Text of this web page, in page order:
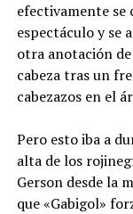
efectivamente
espectáculo y se
otra anotación de
cabeza tras un
cabezazos en el
Pero esto iba a
alta de los
Gerson desde la
que «Gabigol»